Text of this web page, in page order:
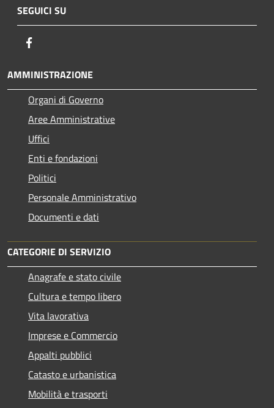
SEGUICI SU
AMMINISTRAZIONE
Organi di Governo
Aree Amministrative
Uffici
Enti e fondazioni
Politici
Personale Amministrativo
Documenti e dati
CATEGORIE DI SERVIZIO
Anagrafe e stato civile
Cultura e tempo libero
Vita lavorativa
Imprese e Commercio
Appalti pubblici
Catasto e urbanistica
Mobilità e trasporti